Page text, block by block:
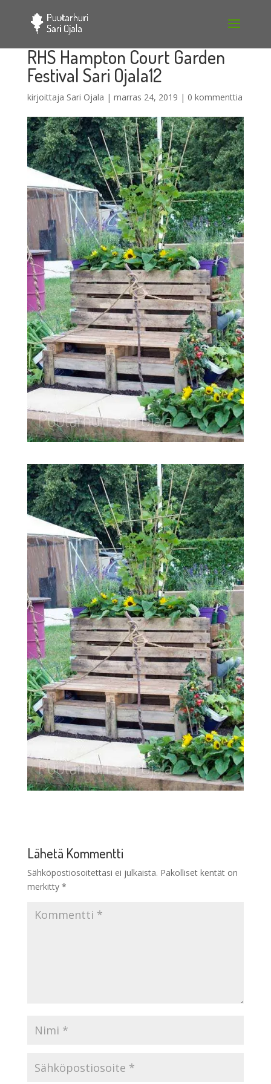
RHS Hampton Court Garden
Festival Sari Ojala12
kirjoittaja Sari Ojala | marras 24, 2019 | 0 kommenttia
Lähetä Kommentti
Sähköpostiosoitettasi ei julkaista. Pakolliset kentät on
merkitty *